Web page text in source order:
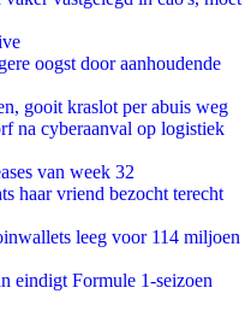
oogst door aanhoudende
gooit kraslot per abuis weg
na cyberaanval op logistiek
van week 32
haar vriend bezocht terecht
leeg voor 114 miljoen
eindigt Formule 1-seizoen